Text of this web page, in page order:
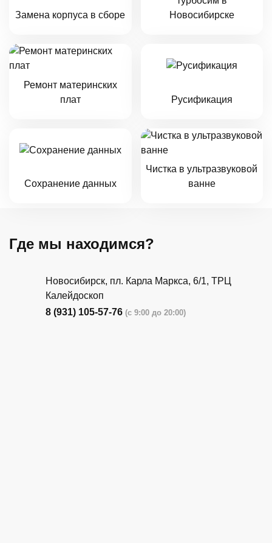
Замена корпуса в сборе
Новосибирске
Ремонт материнских
плат
Русификация
Сохранение данных
Чистка в ультразвуковой
ванне
Где мы находимся?
Новосибирск, пл. Карла Маркса, 6/1, ТРЦ
Калейдоскоп
8 (931) 105-57-76 (с 9:00 до 20:00)